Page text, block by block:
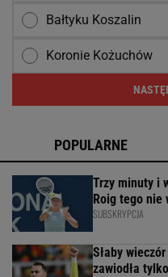
Bałtyku Koszalin
Koronie Kożuchów
POPULARNE
Trzy minuty i
Roig tego nie
SUBSKRYPCJA
Słaby
zawiodła